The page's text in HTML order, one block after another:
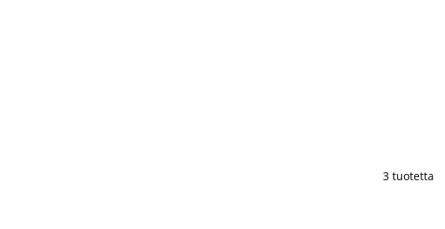
3 tuotetta